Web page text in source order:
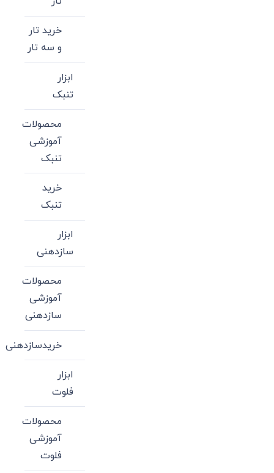
خرید تار
و سه تار
ابزار
تنبک
محصولات
آموزشی
تنبک
خرید
تنبک
ابزار
سازدهنی
محصولات
آموزشی
سازدهنی
خریدسازدهنی
ابزار
فلوت
محصولات
آموزشی
فلوت